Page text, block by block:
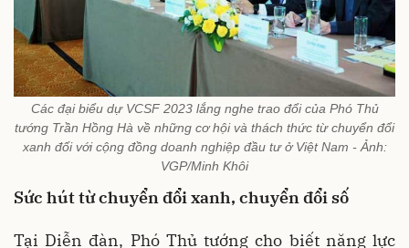
Các đại biểu dự VCSF 2023 lắng nghe trao đổi của Phó Thủ
tướng Trần Hồng Hà về những cơ hội và thách thức từ chuyển đổi
xanh đối với cộng đồng doanh nghiệp đầu tư ở Việt Nam - Ảnh:
VGP/Minh Khôi
Sức hút từ chuyển đổi xanh, chuyển đổi số
Tại Diễn đàn, Phó Thủ tướng cho biết năng lực